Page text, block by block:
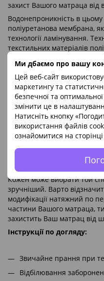
Ми дбаємо про вашу
Цей веб-сайт
маркетингу та
безпечної та
змінити це в
Натисніть кнопку
використання файлів
ознайомитися на сторінці
захист Вашого матраца від
Водонепроникність в
поліуретанова мембрана,
технології ламінування.
текстильних матеріалів
збереженні 100%
Мембрана яка застосована
компанією Bayer Epurex
виробників. Сучасні
забезпечили виробу високу
навіть після безлічі
новий.
Наматрацник
натяжний по периметру, на
Кожен може вибрати той
зручніший. Варто
модифікації натяжний по
частини Вашого матраца,
захистить Ваш матрац від
Інструкції по догляду:
Звичайне прання при
Відбілювання